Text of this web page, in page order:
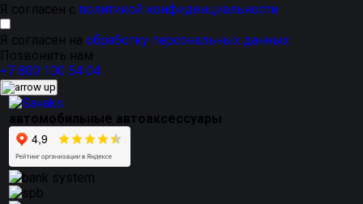
Я согласен с политикой конфиденциальности
Я согласен на обработку персональных данных
Позвонить нам
+7 800 100 54 04
автомобильные автоаксессуары